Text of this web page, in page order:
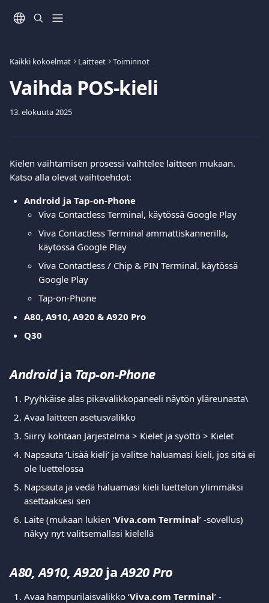
Kaikki kokoelmat Laitteet Toiminnot
Vaihda POS-kieli
13. elokuuta 2025
Kielen vaihtamisen prosessi vaihtelee laitteen mukaan.
Katso alla olevat vaihtoehdot:
Android ja Tap-on-Phone
Viva Contactless Terminal, käytössä Google Play
Viva Contactless Terminal ammattiskannerilla,
käytössä Google Play
Viva Contactless / Chip & PIN Terminal, käytössä
Google Play
Tap-on-Phone
A80, A910, A920 & A920 Pro
Q30
Android ja Tap-on-Phone
Pyyhkäise alas pikavalikkopaneeli näytön yläreunasta\
Avaa laitteen asetusvalikko
Siirry kohtaan Järjestelmä > Kielet ja syöttö > Kielet
Napsauta ‘Lisää kieli’ ja valitse haluamasi kieli, jos sitä ei
ole luettelossa
Napsauta ja vedä haluamasi kieli luettelon ylimmäksi
asettaaksesi sen
Laite (mukaan lukien ‘Viva.com Terminal’ -sovellus)
näkyy nyt valitsemallasi kielellä
A80, A910, A920 ja A920 Pro
Avaa hampurilaisvalikko ‘Viva.com Terminal’ -